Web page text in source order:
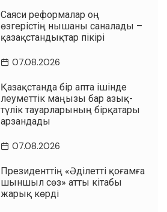
Саяси реформалар оң
өзгерістің нышаны саналады –
қазақстандықтар пікірі
07.08.2026
Қазақстанда бір апта ішінде
әлеуметтік маңызы бар азық-
түлік тауарларының бірқатары
арзандады
07.08.2026
Президенттің «Әділетті қоғамға
шыншыл сөз» атты кітабы
жарық көрді